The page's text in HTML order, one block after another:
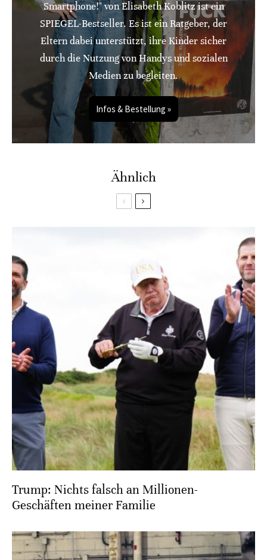
Smartphone!" von Elisabeth Koblitz ist ein
SPIEGEL-Bestseller. Es ist ein Ratgeber, der
Eltern dabei unterstützt, ihre Kinder sicher
durch die Nutzung von Handys und sozialen
Medien zu begleiten.
Infos & Bestellung »
Ähnlich
Trump: Nichts falsch an Millionen-
Geschäften meiner Familie